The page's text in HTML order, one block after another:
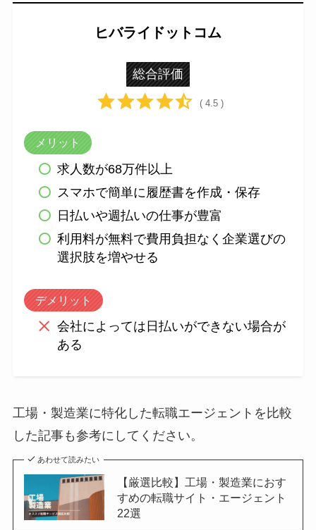
ヒバライドットコム
総合評価
( 4.5 )
メリット
求人数が68万件以上
スマホで簡単に履歴書を作成・保存
日払いや週払いの仕事が豊富
利用料が無料で費用負担なく企業選びの
選択肢を増やせる
デメリット
会社によっては日払いができない場合が
ある
工場・製造業に特化した転職エージェントを比較
した記事も参考にしてください。
あわせて読みたい
【厳選比較】工場・製造業におす
すめの転職サイト・エージェント
22選